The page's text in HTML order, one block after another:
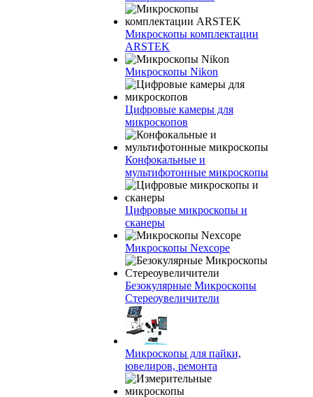
Микроскопы комплектации
ARSTEK
Микроскопы Nikon
Цифровые камеры для
микроскопов
Конфокальные и
мультифотонные микроскопы
Цифровые микроскопы и
сканеры
Микроскопы Nexcope
Безокулярные Микроскопы
Стереоувеличители
Микроскопы для пайки,
ювелиров, ремонта